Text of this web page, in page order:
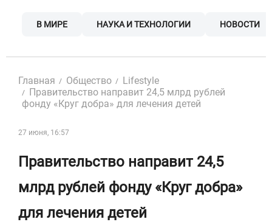
В МИРЕ НАУКА И ТЕХНОЛОГИИ НОВОСТИ
Главная Общество
Lifestyle
Правительство направит 24,5 млрд рублей
фонду «Круг добра» для лечения детей
27 июня, 16:57
Правительство направит 24,5
млрд рублей фонду «Круг добра»
для лечения детей